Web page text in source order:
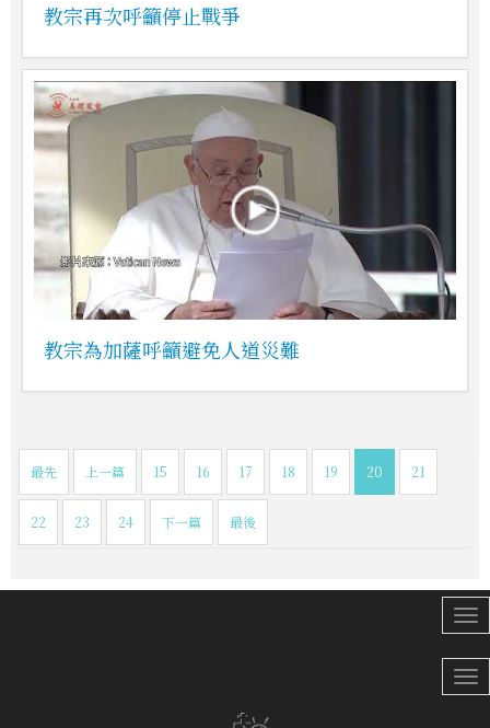
教宗再次呼籲停止戰爭
教宗為加薩呼籲避免人道災難
最先 上一篇 15 16 17 18 19 20 21
22 23 24 下一篇 最後